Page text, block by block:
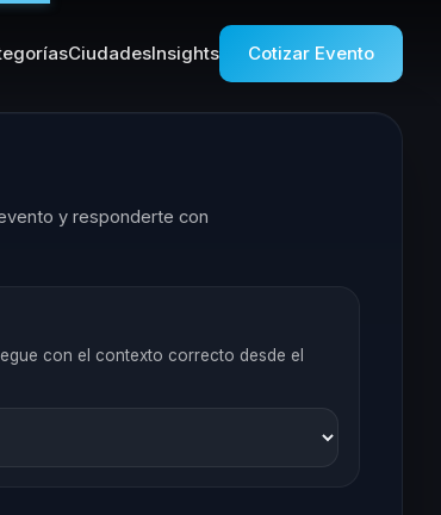
CiudadesInsights Cotizar Evento
y responderte con
con el contexto correcto desde el